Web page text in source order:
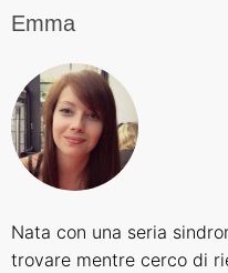
Trova l'ufficio più vicino
Chi siamo
La nostra organizzazione
Emma
Nata con una seria
trovare mentre cerco di